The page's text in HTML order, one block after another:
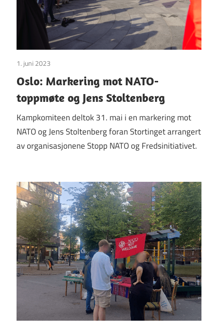
1. juni 2023
Oslo: Markering mot NATO-
toppmøte og Jens Stoltenberg
Kampkomiteen deltok 31. mai i en markering mot
NATO og Jens Stoltenberg foran Stortinget arrangert
av organisasjonene Stopp NATO og Fredsinitiativet.